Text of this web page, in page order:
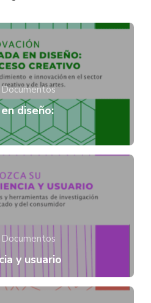
Documentos
diseño:
Documentos
y usuario